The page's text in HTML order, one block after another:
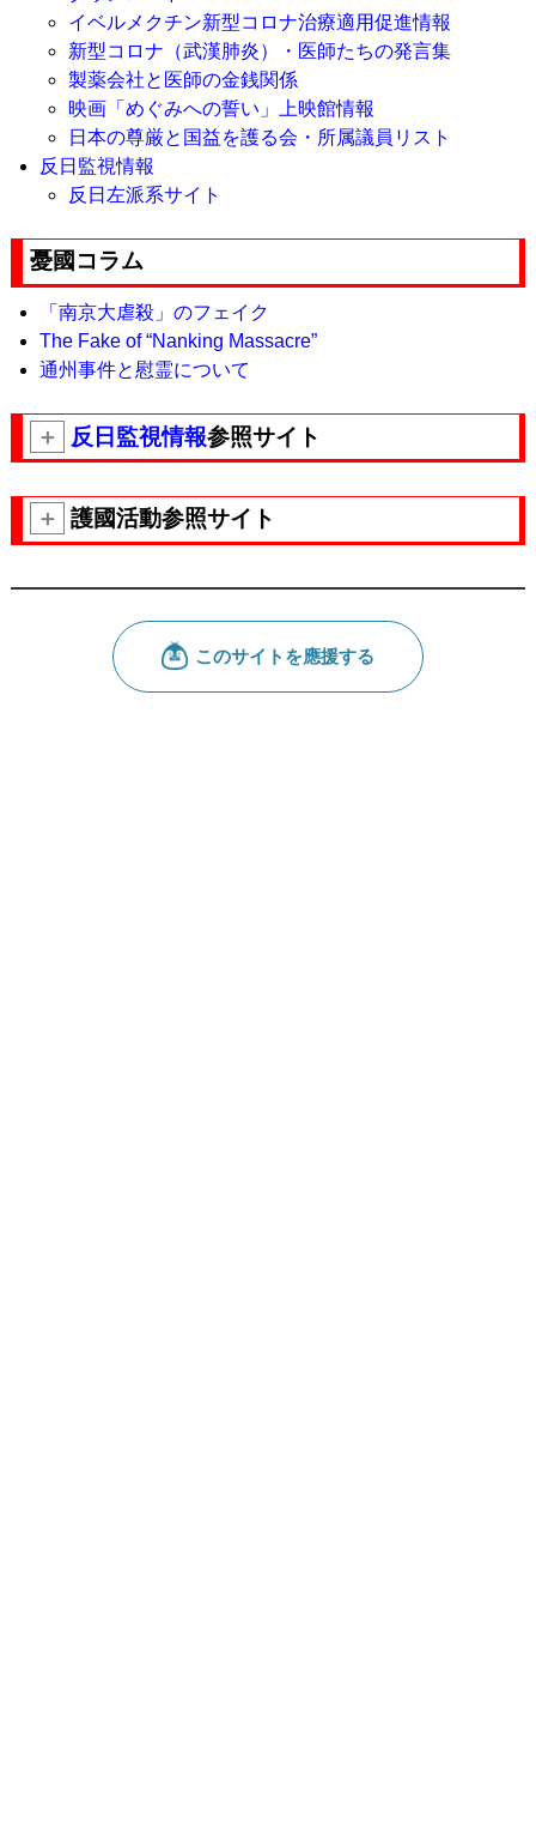
イベルメクチン新型コロナ治療適用促進情報
新型コロナ（武漢肺炎）・医師たちの発言集
製薬会社と医師の金銭関係
映画「めぐみへの誓い」上映館情報
日本の尊厳と国益を護る会・所属議員リスト
反日監視情報
反日左派系サイト
憂國コラム
「南京大虐殺」のフェイク
The Fake of “Nanking Massacre”
通州事件と慰霊について
＋ 反日監視情報参照サイト
＋ 護國活動参照サイト